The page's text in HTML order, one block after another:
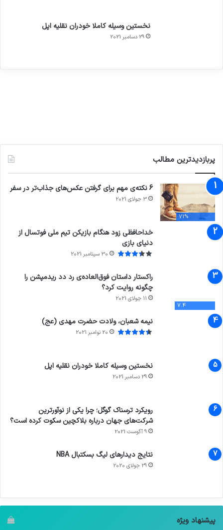
نخستین وسیله کاملا خودران نقلیه اپل
29 دسامبر 2021
پربازدیدترین مطالب
71%
6 نکته‌ی مهم برای گرفتن عکس‌های جذاب‌تر در سفر
3 جولای 2021
خداحافظی زود هنگام بازیکن تیم ملی فوتسال از
دنیای بازی
30 سپتامبر 2021
7.4
راکستار داستان فوق‌العاده‌ی رد دد ریدمپشن را
چگونه روایت کرد؟
11 جولای 2021
نیمه شعبان، ولادت حضرت مهدی (عج)
20 نوامبر 2021
نخستین وسیله کاملا خودران نقلیه اپل
29 دسامبر 2021
رویکرد ترسناک گوگل؛ چرا یکی از نوآورترین
شرکت‌های جهان درباره بلاکچین سکوت کرده است؟
9 آگوست 2021
نتایج دیدار‌های لیگ بسکتبال NBA
29 جولای 2020
پیشنهاد ویژه